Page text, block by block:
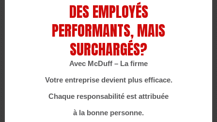
septembre 2021
DES EMPLOYÉS
PERFORMANTS, MAIS
SURCHARGÉS?
Avec McDuff – La firme
Votre entreprise devient plus efficace.
Chaque responsabilité est attribuée
à la bonne personne.